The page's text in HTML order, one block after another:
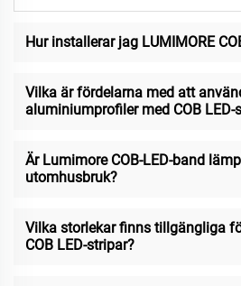
Hur installerar jag LUMIMORE
Vilka är fördelarna med att
aluminiumprofiler med COB LED-
Är Lumimore COB-LED-band
utomhusbruk?
Vilka storlekar finns tillgängliga
COB LED-stripar?